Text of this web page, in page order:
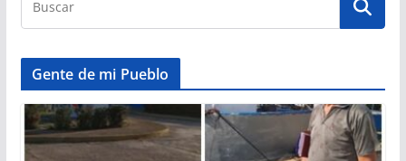
Gente de mi Pueblo